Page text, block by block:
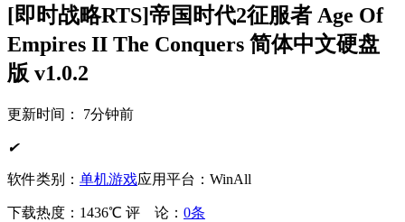
[即时战略RTS]帝国时代2征服者 Age Of
Empires II The Conquers 简体中文硬盘
版 v1.0.2
更新时间： 7分钟前
✔
软件类别： 单机游戏应用平台：WinAll
下载热度：1436℃ 评 论： 0条